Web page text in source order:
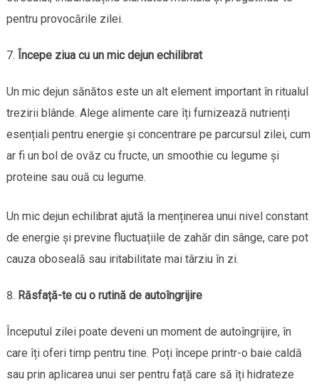
pentru provocările zilei.
Începe ziua cu un mic dejun echilibrat
Un mic dejun sănătos este un alt element important în ritualul
trezirii blânde. Alege alimente care îți furnizează nutrienți
esențiali pentru energie și concentrare pe parcursul zilei, cum
ar fi un bol de ovăz cu fructe, un smoothie cu legume și
proteine sau ouă cu legume.
Un mic dejun echilibrat ajută la menținerea unui nivel constant
de energie și previne fluctuațiile de zahăr din sânge, care pot
cauza oboseală sau iritabilitate mai târziu în zi.
Răsfață-te cu o rutină de autoîngrijire
Începutul zilei poate deveni un moment de autoîngrijire, în
care îți oferi timp pentru tine. Poți începe printr-o baie caldă
sau prin aplicarea unui ser pentru față care să îți hidrateze